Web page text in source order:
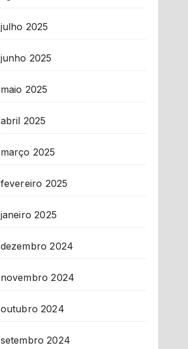
julho 2025
junho 2025
maio 2025
abril 2025
março 2025
fevereiro 2025
janeiro 2025
dezembro 2024
novembro 2024
outubro 2024
setembro 2024